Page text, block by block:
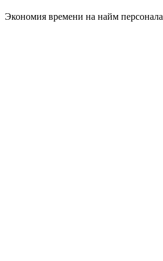
Экономия времени на найм персонала